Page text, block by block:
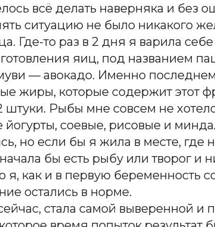
всё делать наверняка и без
ситуацию не было никакого
Где-то раз в 2 дня я варила
яиц, под названием
— авокадо. Именно
жиры, которые содержит этот
Рыбы мне совсем не
йогурты, соевые, рисовые и
но если бы я жила в месте, где
бы есть рыбу или творог и
как и в первую беременность
остались в норме.
стала самой выверенной и